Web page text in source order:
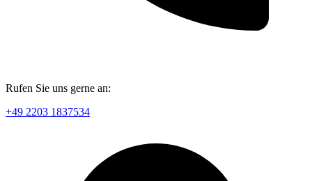
Rufen Sie uns gerne an:
+49 2203 1837534